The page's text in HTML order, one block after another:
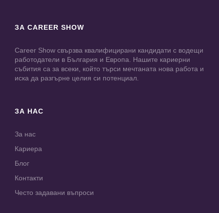
ЗА CAREER SHOW
Career Show свързва квалифицирани кандидати с водещи
работодатели в България и Европа. Нашите кариерни
събития са за всеки, който търси мечтаната нова работа и
иска да разгърне целия си потенциал.
ЗА НАС
За нас
Кариера
Блог
Контакти
Често задавани въпроси